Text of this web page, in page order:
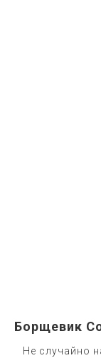
Борщевик
Не случайно